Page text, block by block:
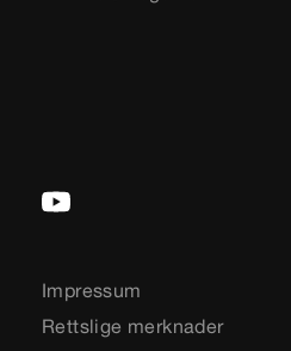
Impressum
Rettslige merknader